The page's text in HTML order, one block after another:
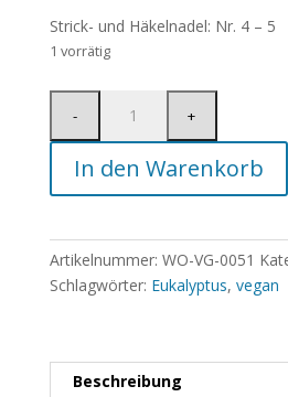
Strick- und Häkelnadel: Nr. 4 – 5
1 vorrätig
In den Warenkorb
Artikelnummer: WO-VG-0051
Schlagwörter: Eukalyptus, vegan
Beschreibung